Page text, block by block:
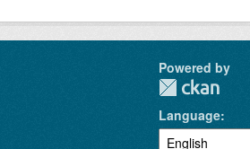
Powered by
Language